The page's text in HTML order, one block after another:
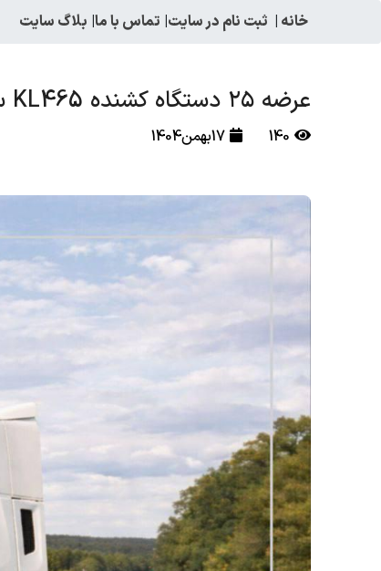
خانه | ثبت نام در سایت| تماس با ما| بلاگ سایت
عرضه ۲۵ دستگاه کشنده KL465 سایپا دیزل در بورس کالا
140 17بهمن1404